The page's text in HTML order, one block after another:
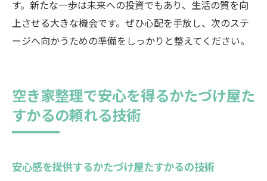
す。新たな一歩は未来への投資でもあり、生活の質を向
上させる大きな機会です。ぜひ心配を手放し、次のステ
ージへ向かうための準備をしっかりと整えてください。
空き家整理で安心を得るかたづけ屋た
すかるの頼れる技術
安心感を提供するかたづけ屋たすかるの技術